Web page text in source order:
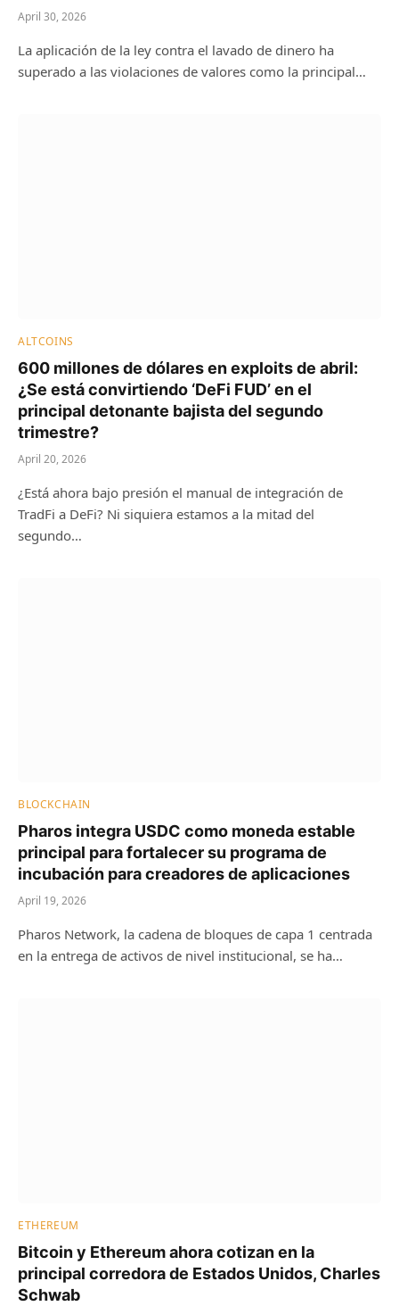
April 30, 2026
La aplicación de la ley contra el lavado de dinero ha
superado a las violaciones de valores como la principal…
ALTCOINS
600 millones de dólares en exploits de abril:
¿Se está convirtiendo ‘DeFi FUD’ en el
principal detonante bajista del segundo
trimestre?
April 20, 2026
¿Está ahora bajo presión el manual de integración de
TradFi a DeFi? Ni siquiera estamos a la mitad del
segundo…
BLOCKCHAIN
Pharos integra USDC como moneda estable
principal para fortalecer su programa de
incubación para creadores de aplicaciones
April 19, 2026
Pharos Network, la cadena de bloques de capa 1 centrada
en la entrega de activos de nivel institucional, se ha…
ETHEREUM
Bitcoin y Ethereum ahora cotizan en la
principal corredora de Estados Unidos, Charles
Schwab